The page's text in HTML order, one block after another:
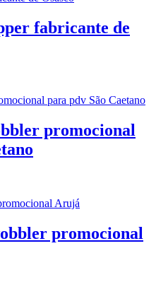
fabricante de
promocional
promocional